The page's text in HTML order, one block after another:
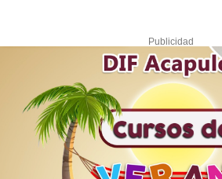
Publicidad